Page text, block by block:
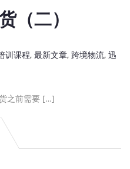
（二）
训课程, 最新文章, 跨境物流, 迅
之前需要 […]